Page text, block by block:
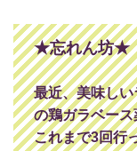
★忘れん坊★
最近、美味し
の鶏ガラベース
これまで3回行